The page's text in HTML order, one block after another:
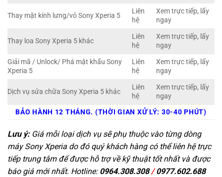
Thay mặt kính lưng/vỏ Sony Xperia 5
Liên
hệ
Xem trực tiếp, lấy
ngay
Thay loa Sony Xperia 5 khác
Liên
hệ
Xem trực tiếp, lấy
ngay
Giải mã / Unlock/ Phá mật khẩu Sony
Xperia 5
Liên
hệ
Xem trực tiếp, lấy
ngay
Dịch vụ sửa chữa Sony Xperia 5 khác
Liên
hệ
Xem trực tiếp, lấy
ngay
BẢO HÀNH 12 THÁNG. (THỜI GIAN XỬ LÝ: 30-40 PHÚT)
Lưu ý:Giá mỗi loại dịch vụ sẽ phụ thuộc vào từng dòng
máy Sony Xperia do đó quý khách hàng có thể liên hệ trực
tiếp trung tâm để được hỗ trợ về kỹ thuật tốt nhất và được
báo giá mới nhất. Hotline: 0964.308.308/0977.602.688